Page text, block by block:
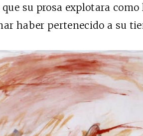
su prosa explotara como
haber pertenecido a su